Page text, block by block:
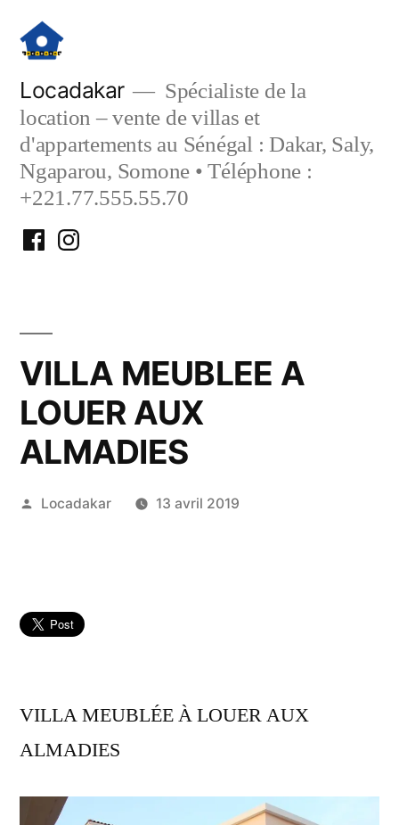
contenu
Locadakar
Spécialiste de la
location – vente de villas et
d'appartements au Sénégal : Dakar, Saly,
Ngaparou, Somone • Téléphone :
+221.77.555.55.70
FacebookInstagram
VILLA MEUBLEE A
LOUER AUX
ALMADIES
Publié
Locadakar 13 avril 2019
VILLA MEUBLÉE À LOUER AUX
ALMADIES